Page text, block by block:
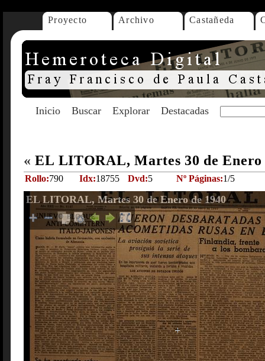
Proyecto Archivo Castañeda
Inicio Buscar Explorar Destacadas
« EL LITORAL, Martes 30 de Enero
Rollo:790 Idx:18755 Dvd:5 Nº Páginas:1/5
EL LITORAL, Martes 30 de Enero de 1940